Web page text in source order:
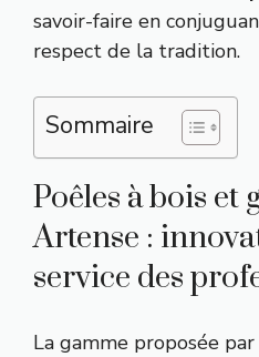
savoir-faire en
respect de la tradition.
Sommaire
Poêles à bois et
Artense :
service des
La gamme proposée